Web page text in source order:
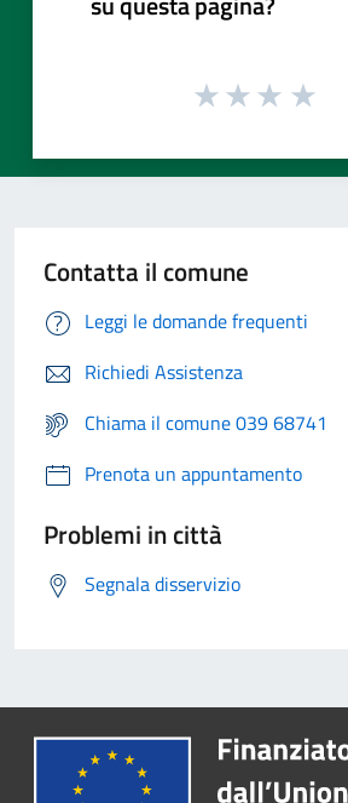
Contatta il comune
Leggi le domande frequenti
Richiedi Assistenza
Chiama il comune 039 68741
Prenota un appuntamento
Problemi in città
Segnala disservizio